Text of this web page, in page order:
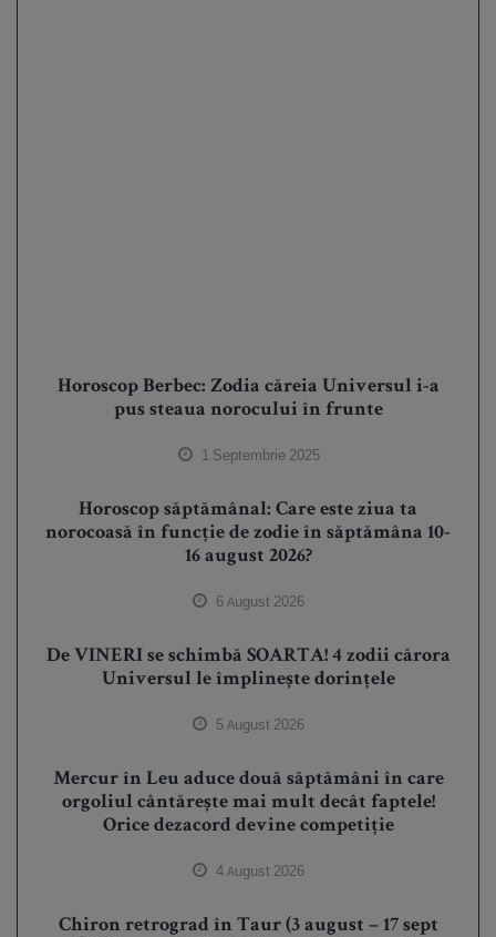
Horoscop Berbec: Zodia căreia Universul i-a
pus steaua norocului în frunte
1 Septembrie 2025
Horoscop săptămânal: Care este ziua ta
norocoasă în funcție de zodie în săptămâna 10-
16 august 2026?
6 August 2026
De VINERI se schimbă SOARTA! 4 zodii cărora
Universul le împlinește dorințele
5 August 2026
Mercur în Leu aduce două săptămâni în care
orgoliul cântărește mai mult decât faptele!
Orice dezacord devine competiție
4 August 2026
Chiron retrograd în Taur (3 august – 17 sept